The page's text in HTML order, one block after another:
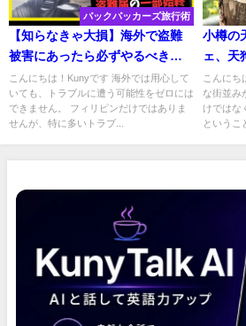
バックパッカーズ旅行術
【知らなきゃ大損】海外で盗難
被害にあったら必ずやるべきこ
と！
こんにちは！Kunyです 海外では用心して
いても、トラブルに遭う可能性をゼロには
できません。 フィリピンだけではありま
せんが、特に多いトラブ...
小樽の
ェ、天
クスタ
こんにち
な街並み
けではな
というこ